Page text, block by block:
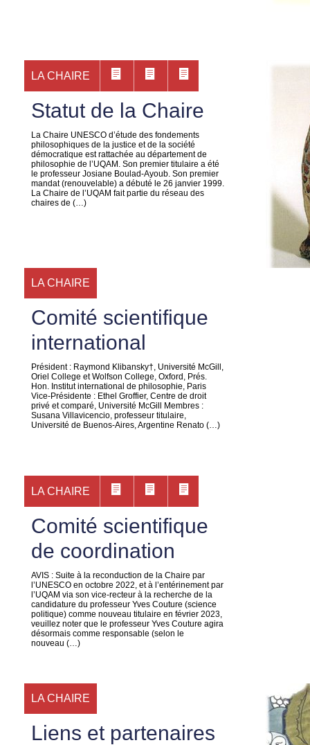
LA CHAIRE
Statut de la Chaire
La Chaire UNESCO d’étude des fondements
philosophiques de la justice et de la société
démocratique est rattachée au département de
philosophie de l’UQAM. Son premier titulaire a été
le professeur Josiane Boulad-Ayoub. Son premier
mandat (renouvelable) a débuté le 26 janvier 1999.
La Chaire de l’UQAM fait partie du réseau des
chaires de (…)
LA CHAIRE
Comité scientifique
international
Président : Raymond Klibansky†, Université McGill,
Oriel College et Wolfson College, Oxford, Prés.
Hon. Institut international de philosophie, Paris
Vice-Présidente : Ethel Groffier, Centre de droit
privé et comparé, Université McGill Membres :
Susana Villavicencio, professeur titulaire,
Université de Buenos-Aires, Argentine Renato (…)
LA CHAIRE
Comité scientifique
de coordination
AVIS : Suite à la reconduction de la Chaire par
l’UNESCO en octobre 2022, et à l’entérinement par
l’UQAM via son vice-recteur à la recherche de la
candidature du professeur Yves Couture (science
politique) comme nouveau titulaire en février 2023,
veuillez noter que le professeur Yves Couture agira
désormais comme responsable (selon le
nouveau (…)
LA CHAIRE
Liens et partenaires